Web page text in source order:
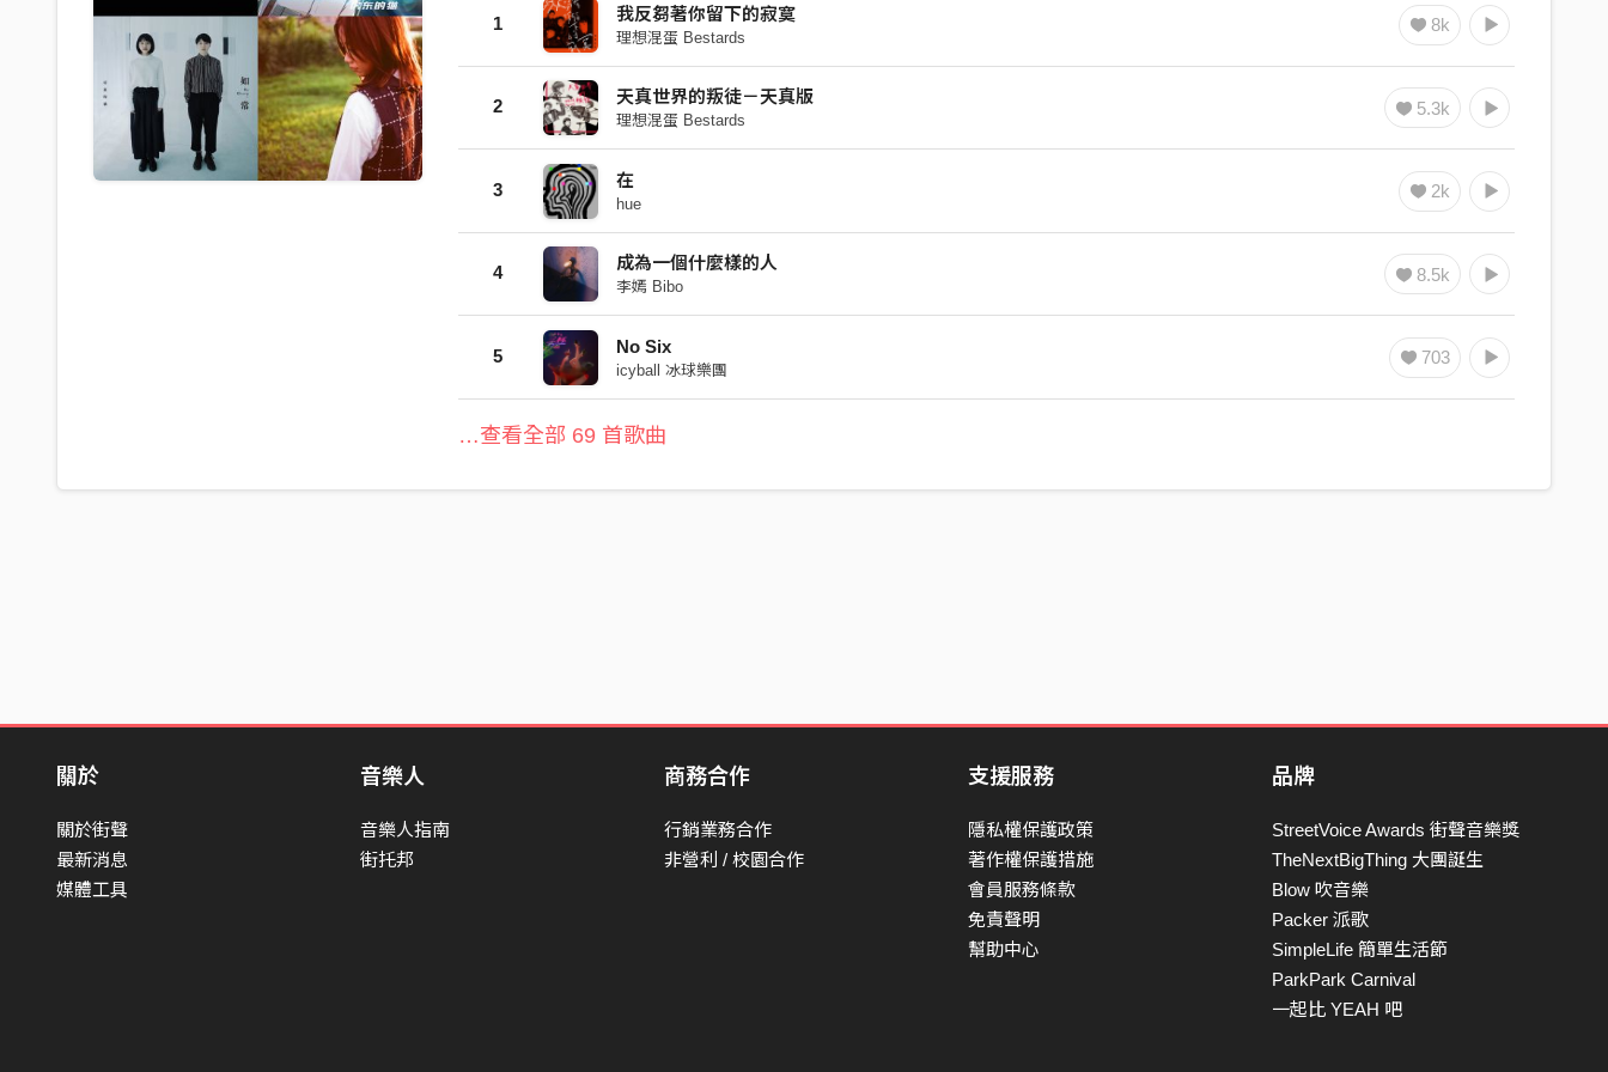
1 我反芻著你留下的寂寞
理想混蛋 Bestards
8k
2 天真世界的叛徒－天真版
理想混蛋 Bestards
5.3k
3 在
hue
2k
4 成為一個什麼樣的人
李嫣 Bibo
8.5k
5 No Six
icyball 冰球樂團
703
…查看全部 69 首歌曲
關於
關於街聲
最新消息
媒體工具
音樂人
音樂人指南
街托邦
商務合作
行銷業務合作
非營利 / 校園合作
支援服務
隱私權保護政策
著作權保護措施
會員服務條款
免責聲明
幫助中心
品牌
StreetVoice Awards 街聲音樂獎
TheNextBigThing 大團誕生
Blow 吹音樂
Packer 派歌
SimpleLife 簡單生活節
ParkPark Carnival
一起比 YEAH 吧